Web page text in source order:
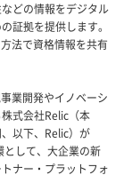
どの情報をデジタル
証拠を提供します。
法で資格情報を共有
業開発やイノベーシ
式会社Relic（本
以下、Relic）が
して、大企業の新
ナー・プラットフォ